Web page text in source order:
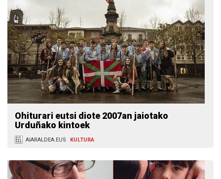
Ohiturari eutsi diote 2007an jaiotako
Urduñako kintoek
AIARALDEA.EUS KULTURA